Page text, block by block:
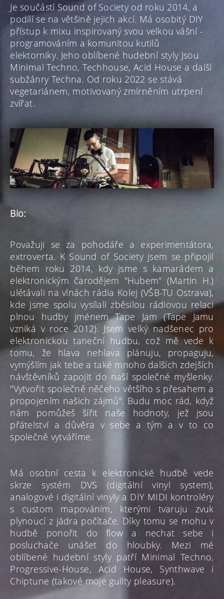
Je součástí Sound of Society od roku 2014, a
podílí se na většině jejich akcí. Má osobitý DIY
přístup k mixu inspirovaný svou velkou vášní -
programováním a komunitou kutilů
elektorniky. Jeho oblíbené hudební styly Jsou
Minimal Techno, Techhouse, Acid House a další
subžánry Techna. Od roku 2022 se stává
vegetariánem, motivovaný zmírněním utrpení
zvířat.
Bio:
Považuji se za pohodáře a experimentátora,
extroverta. K Sound of Society jsem se připojil
během roku 2014, kdy jsme s kamarádem a
elektronickým čarodějem "Hubem" (Martin H.)
ulétávali na vlnách rádia Kolej (VŠB-TU Ostrava),
kde jsme spoluvysílali zběsilou rádiovou relaci
plnou hudby jménem Tape Jam (Tape Jamu
vzniká v roce 2012). Jsem velký nadšenec pro
elektronickou taneční hudbu, což mě vede k
tomu, že hlava nehlava plánuju, propaguju,
vymýšlím jak tebe a také mnoho dalších zdejších
návštěvníků zapojit do naší společné myšlenky.
"Vytvořit společně něčeho většího s přesahem a
propojením našich zájmů". Budu moc rád, když
nám pomůžeš šířit naše hodnoty, jež jsou
přátelství a důvěra v sebe a tým a v to co
společně vytváříme.
Má osobní cesta k elektronické hudbě vede
skrze systém DVS (digitální vinyl system),
analogové i digitální vinyly a DIY MIDI kontroléry
s custom mapováním, kterými tvaruju zvuk
plynoucí z jádra počítače. Díky tomu se mohu v
hudbě ponořit do flow a nechat sebe i
posluchače unášet do hloubky. Mezi mé
oblíbené hudební styly patří Minimal Techno,
Progressive-House, Acid House, Synthwave i
Chiptune (takové moje guilty pleasure).